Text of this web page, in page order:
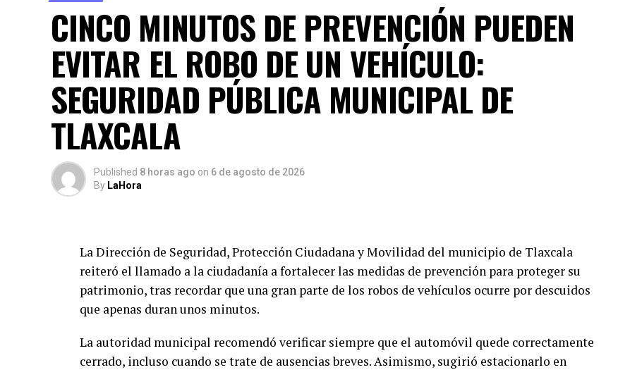
CINCO MINUTOS DE PREVENCIÓN PUEDEN
EVITAR EL ROBO DE UN VEHÍCULO:
SEGURIDAD PÚBLICA MUNICIPAL DE
TLAXCALA
Published 8 horas ago on 6 de agosto de 2026
By LaHora
La Dirección de Seguridad, Protección Ciudadana y Movilidad del municipio de Tlaxcala
reiteró el llamado a la ciudadanía a fortalecer las medidas de prevención para proteger su
patrimonio, tras recordar que una gran parte de los robos de vehículos ocurre por descuidos
que apenas duran unos minutos.
La autoridad municipal recomendó verificar siempre que el automóvil quede correctamente
cerrado, incluso cuando se trate de ausencias breves. Asimismo, sugirió estacionarlo en